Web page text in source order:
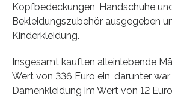
Kopfbedeckungen, Handschuhe
Bekleidungszubehör ausgegeben
Kinderkleidung.
Insgesamt kauften alleinlebende
Wert von 336 Euro ein, darunter
Damenkleidung im Wert von 12